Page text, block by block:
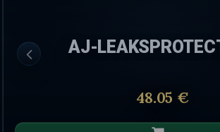
AJ-
48.05 €